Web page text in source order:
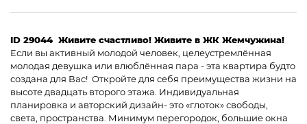
ID 29044 Живите счастливо! Живите в ЖК Жемчужина!
Если вы активный молодой человек, целеустремлённая
молодая девушка или влюблённая пара - эта квартира будто
создана для Вас! Откройте для себя преимущества жизни на
высоте двадцать второго этажа. Индивидуальная
планировка и авторский дизайн- это «глоток» свободы,
света, пространства. Минимум перегородок, большие окна